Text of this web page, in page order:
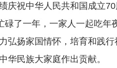
庆祝中华人民共和国成立70
了一年，一家人一起吃年
弘扬家国情怀，培育和践
华民族大家庭作出贡献。